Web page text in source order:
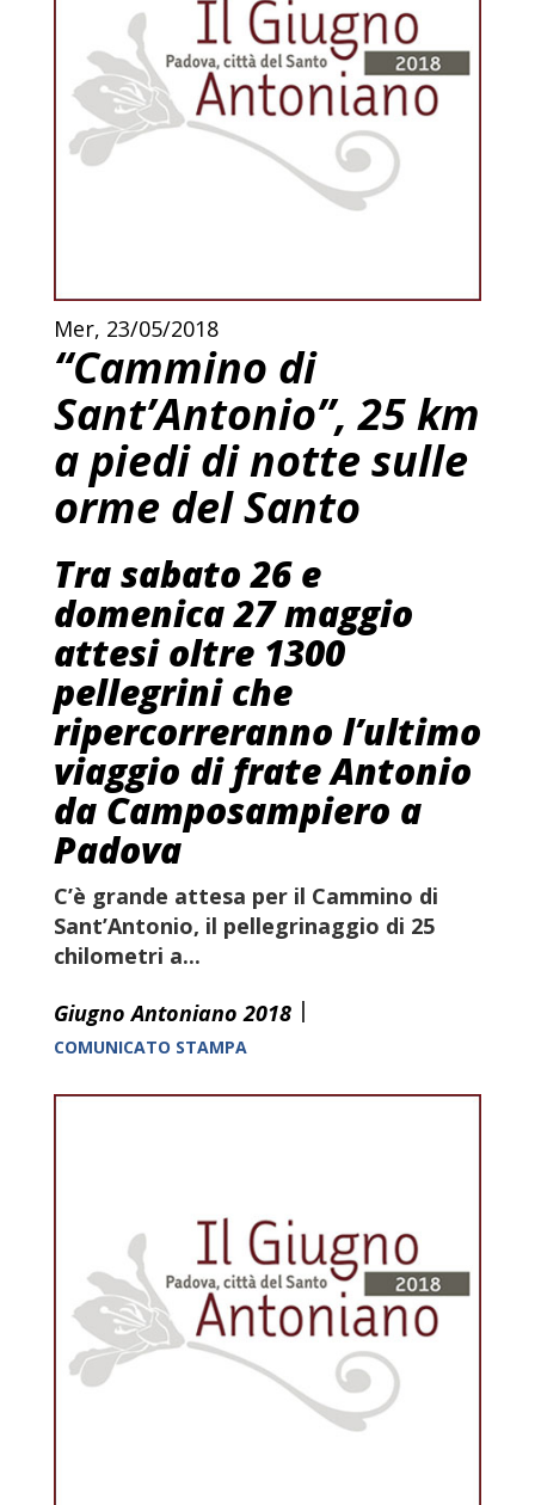
Mer, 23/05/2018
“Cammino di
Sant’Antonio”, 25 km
a piedi di notte sulle
orme del Santo
Tra sabato 26 e
domenica 27 maggio
attesi oltre 1300
pellegrini che
ripercorreranno l’ultimo
viaggio di frate Antonio
da Camposampiero a
Padova
C’è grande attesa per il Cammino di
Sant’Antonio, il pellegrinaggio di 25
chilometri a...
Giugno Antoniano 2018 |
COMUNICATO STAMPA